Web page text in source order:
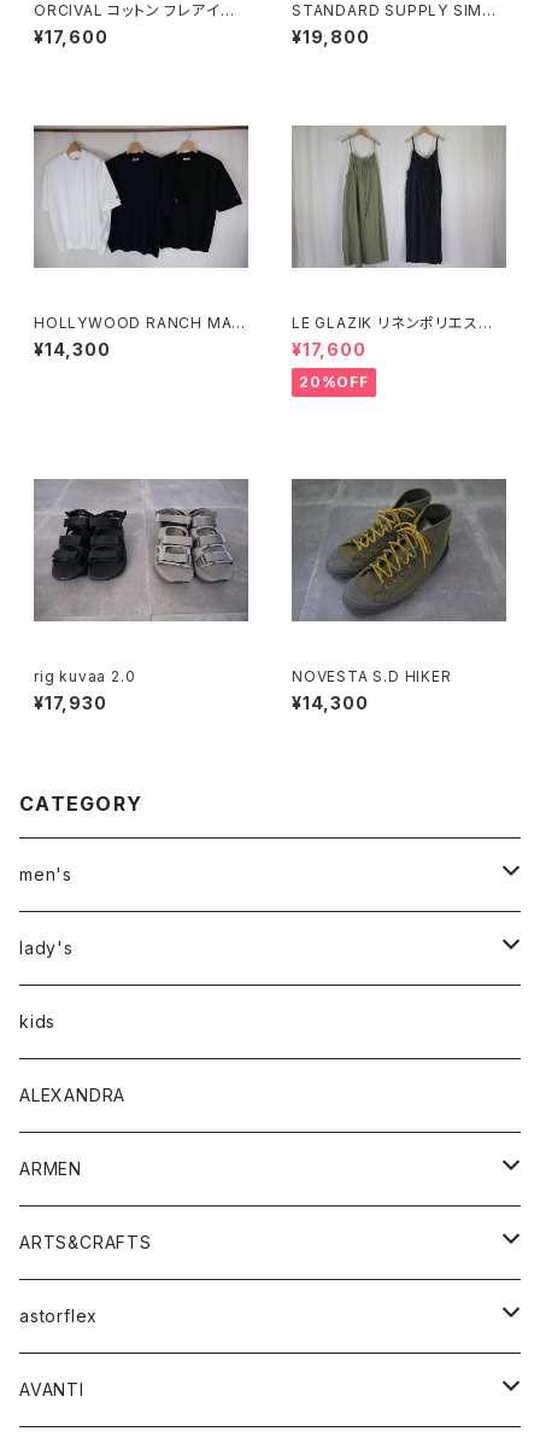
ORCIVAL コットン フレアイー
ジーパンツ WOMEN
¥17,600
STANDARD SUPPLY SIMPL
ICITY 2DAY SHOULDER
¥19,800
HOLLYWOOD RANCH MAR
KET ストレッチフライス ヘムリ
ブ ショートスリーブ Tシャツ
¥14,300
LE GLAZIK リネンポリエステ
ル キャミソールワンピース
¥17,600
20%OFF
rig kuvaa 2.0
¥17,930
NOVESTA S.D HIKER
¥14,300
CATEGORY
men's
アウター
トップス
Tシャツ
シャツ
ボトムス
lady's
アウター
トップス
Tシャツ・カットソー
シャツ・ブラウス
ボトムス
パンツ
スカート
ワンピース・オールインワン
バッグ
シューズ
kids
ALEXANDRA
ARMEN
アウター
コート
ジャケット
トップス
ベスト
ワンピース
ARTS&CRAFTS
アクセサリー
ウォレット
astorflex
グッズ
AVANTI